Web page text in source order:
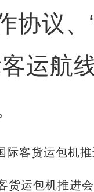
协议
运航
货运包机推